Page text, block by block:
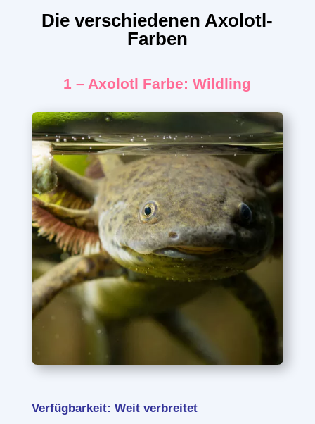
Die verschiedenen Axolotl-
Farben
1 – Axolotl Farbe: Wildling
Verfügbarkeit: Weit verbreitet